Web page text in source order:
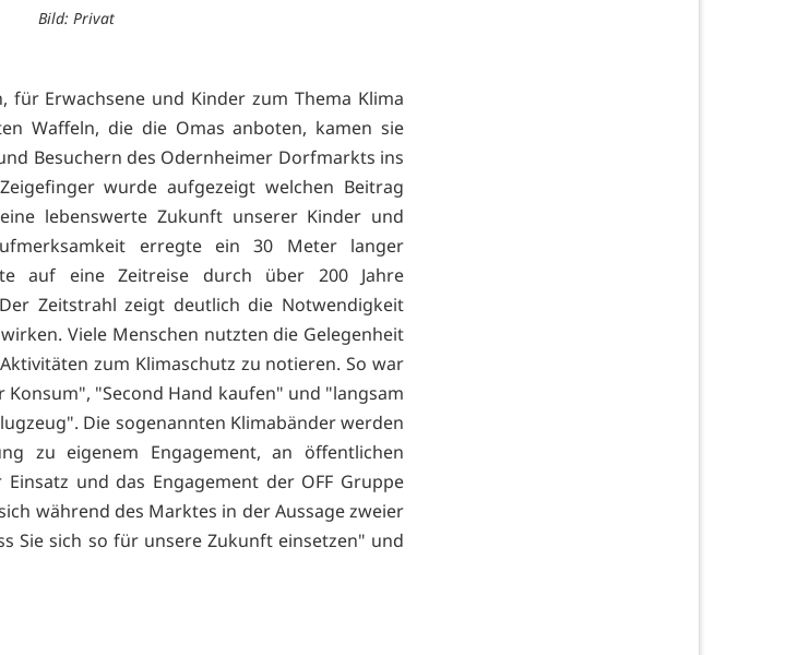
Bild: Privat
für Erwachsene und Kinder zum Thema Klima
Waffeln, die die Omas anboten, kamen sie
Besuchern des Odernheimer Dorfmarkts ins
wurde aufgezeigt welchen Beitrag
lebenswerte Zukunft unserer Kinder und
erregte ein 30 Meter langer
auf eine Zeitreise durch über 200 Jahre
Zeitstrahl zeigt deutlich die Notwendigkeit
Viele Menschen nutzten die Gelegenheit
zum Klimaschutz zu notieren. So war
Konsum", "Second Hand kaufen" und "langsam
Die sogenannten Klimabänder werden
zu eigenem Engagement, an öffentlichen
und das Engagement der OFF Gruppe
während des Marktes in der Aussage zweier
Sie sich so für unsere Zukunft einsetzen" und